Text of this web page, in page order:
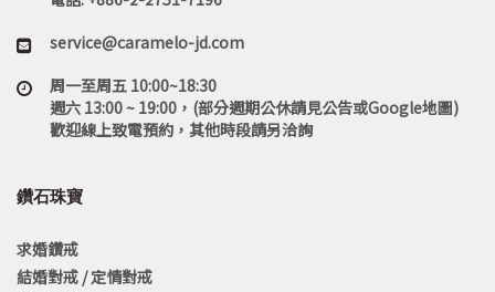
service@caramelo-jd.com
周一至周五 10:00~18:30
週六 13:00 ~ 19:00，(部分週期公休請見公告或Google地圖)
歡迎線上致電預約，其他時段請另洽詢
鑽石珠寶
求婚鑽戒
結婚對戒 / 定情對戒